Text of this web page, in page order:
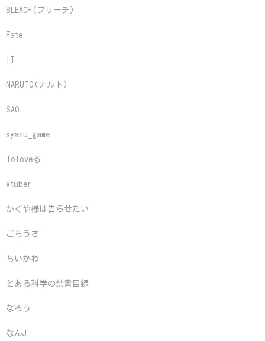
BLEACH(ブリーチ)
Fate
NARUTO(ナルト)
SAO
syamu_game
Toloveる
Vtuber
かぐや様は告らせたい
ごちうさ
ちいかわ
とある科学の禁書目録
なろう
なんJ